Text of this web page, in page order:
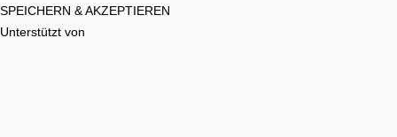
SPEICHERN & AKZEPTIEREN
Unterstützt von